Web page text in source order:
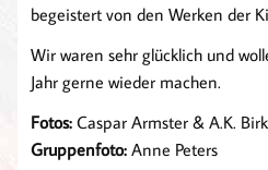
begeistert von den Werken der
Wir waren sehr glücklich und
Jahr gerne wieder machen.
Fotos: Caspar Armster & A.K.
Gruppenfoto: Anne Peters